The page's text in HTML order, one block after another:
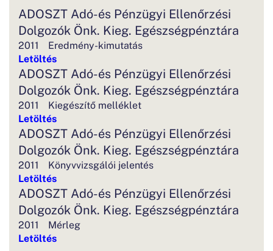
ADOSZT Adó-és Pénzügyi Ellenőrzési
Dolgozók Önk. Kieg. Egészségpénztára
2011
Eredmény-kimutatás
Letöltés
ADOSZT Adó-és Pénzügyi Ellenőrzési
Dolgozók Önk. Kieg. Egészségpénztára
2011
Kiegészítő melléklet
Letöltés
ADOSZT Adó-és Pénzügyi Ellenőrzési
Dolgozók Önk. Kieg. Egészségpénztára
2011
Könyvvizsgálói jelentés
Letöltés
ADOSZT Adó-és Pénzügyi Ellenőrzési
Dolgozók Önk. Kieg. Egészségpénztára
2011
Mérleg
Letöltés